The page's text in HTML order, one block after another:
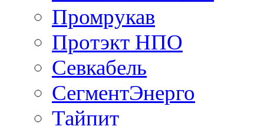
Промрукав
Протэкт НПО
Севкабель
СегментЭнерго
Тайпит